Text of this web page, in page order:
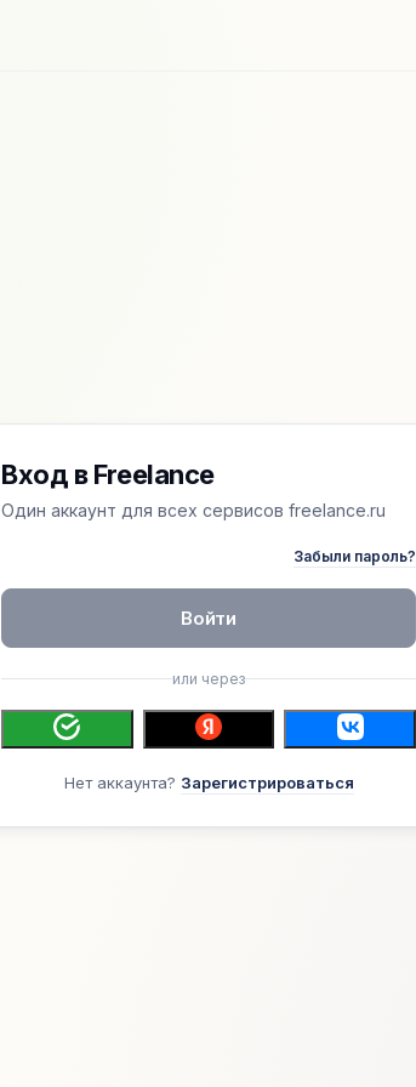
Вход в Freelance
Один аккаунт для всех сервисов freelance.ru
Забыли пароль?
Войти
или через
Нет аккаунта? Зарегистрироваться